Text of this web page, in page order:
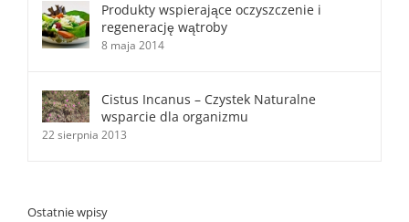
Produkty wspierające oczyszczenie i
regenerację wątroby
8 maja 2014
Cistus Incanus – Czystek Naturalne
wsparcie dla organizmu
22 sierpnia 2013
Ostatnie wpisy